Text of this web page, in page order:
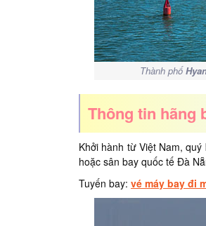
Thành phố
Thông tin hãng
Khởi hành từ Việt Nam,
hoặc sân bay quốc tế Đà
Tuyến bay: vé máy bay đi